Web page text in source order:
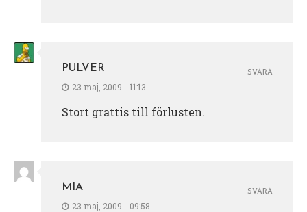
PULVER
23 maj, 2009 - 11:13
Stort grattis till förlusten.
SVARA
MIA
23 maj, 2009 - 09:58
SVARA